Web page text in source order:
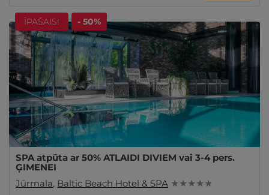
ĪPAŠAIS! - 50%
SPA atpūta ar 50% ATLAIDI DIVIEM vai 3-4 pers.
ĢIMENEI
Jūrmala, Baltic Beach Hotel & SPA ★ ★ ★ ★ ★